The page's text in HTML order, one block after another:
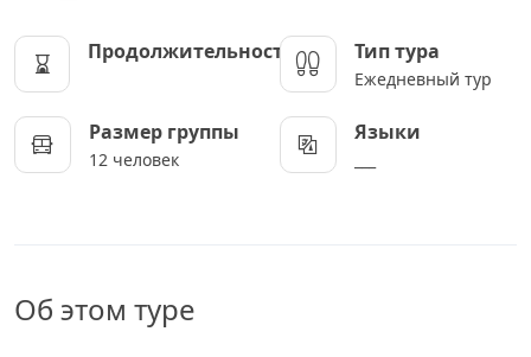
Продолжительность Тип тура
Ежедневный тур
Размер группы
12 человек
Языки
Об этом туре